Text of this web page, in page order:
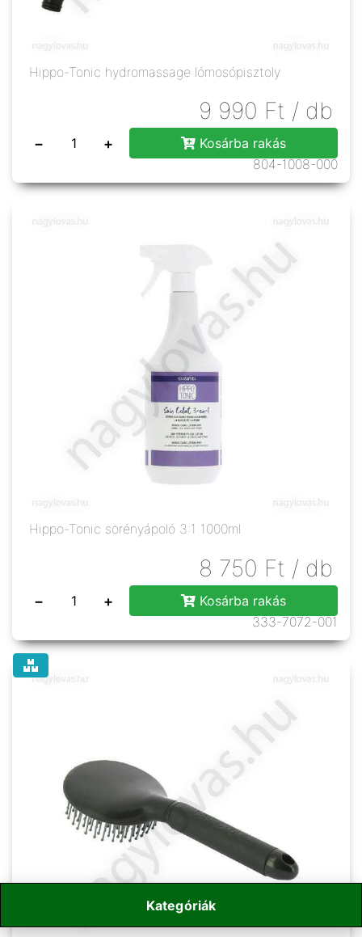
Kategóriák
Hippo-Tonic hydromassage lómosópisztoly
9 990 Ft / db
− +
Kosárba rakás
804-1008-000
Hippo-Tonic sörényápoló 3:1 1000ml
8 750 Ft / db
− +
Kosárba rakás
333-7072-001